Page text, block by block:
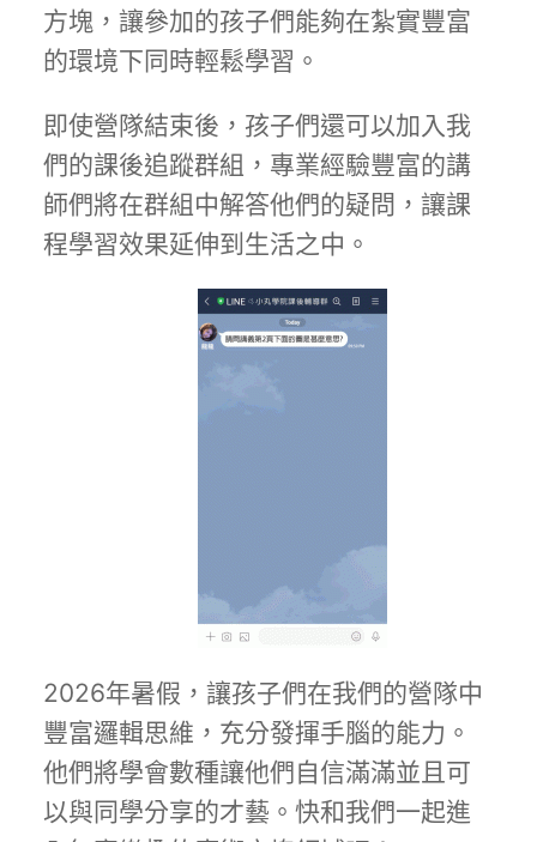
方塊，讓參加的孩子們能夠在紮實豐富
的環境下同時輕鬆學習。
即使營隊結束後，孩子們還可以加入我
們的課後追蹤群組，專業經驗豐富的講
師們將在群組中解答他們的疑問，讓課
程學習效果延伸到生活之中。
2026年暑假，讓孩子們在我們的營隊中
豐富邏輯思維，充分發揮手腦的能力。
他們將學會數種讓他們自信滿滿並且可
以與同學分享的才藝。快和我們一起進